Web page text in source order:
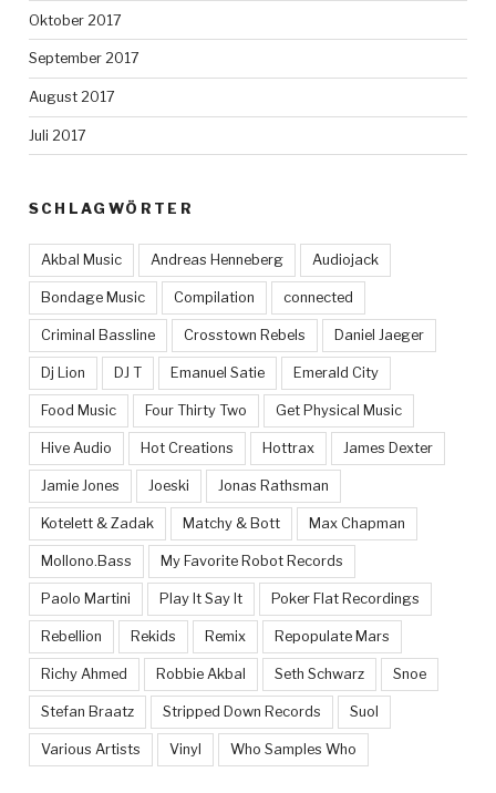
Oktober 2017
September 2017
August 2017
Juli 2017
SCHLAGWÖRTER
Akbal Music Andreas Henneberg Audiojack
Bondage Music Compilation connected
Criminal Bassline Crosstown Rebels Daniel Jaeger
Dj Lion DJ T Emanuel Satie Emerald City
Food Music Four Thirty Two Get Physical Music
Hive Audio Hot Creations Hottrax James Dexter
Jamie Jones Joeski Jonas Rathsman
Kotelett & Zadak Matchy & Bott Max Chapman
Mollono.Bass My Favorite Robot Records
Paolo Martini Play It Say It Poker Flat Recordings
Rebellion Rekids Remix Repopulate Mars
Richy Ahmed Robbie Akbal Seth Schwarz Snoe
Stefan Braatz Stripped Down Records Suol
Various Artists Vinyl Who Samples Who